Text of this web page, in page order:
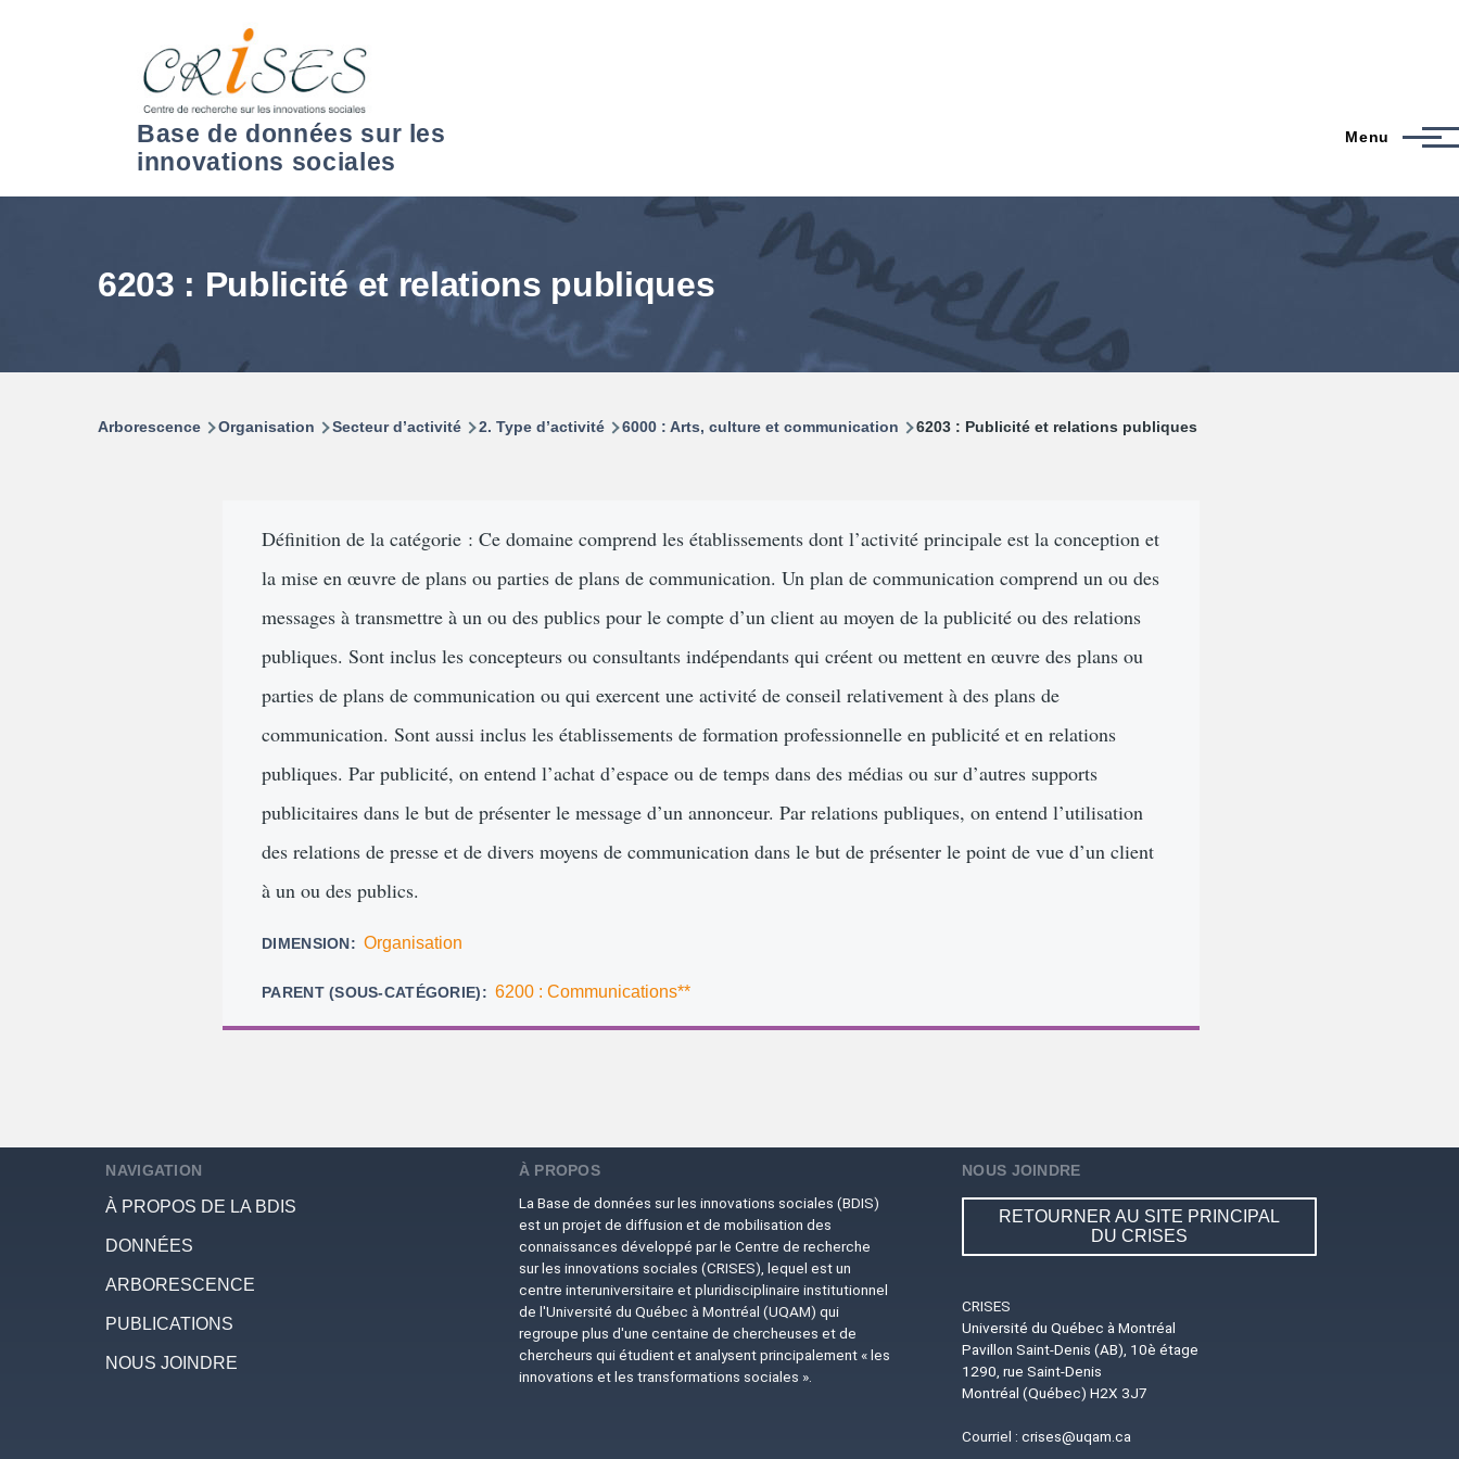
Base de données sur les
innovations sociales
Menu
6203 : Publicité et relations publiques
Arborescence Organisation Secteur d’activité 2. Type d’activité 6000 : Arts, culture et communication 6203 : Publicité et relations publiques
Définition de la catégorie : Ce domaine comprend les établissements dont l’activité principale est la conception et
la mise en œuvre de plans ou parties de plans de communication. Un plan de communication comprend un ou des
messages à transmettre à un ou des publics pour le compte d’un client au moyen de la publicité ou des relations
publiques. Sont inclus les concepteurs ou consultants indépendants qui créent ou mettent en œuvre des plans ou
parties de plans de communication ou qui exercent une activité de conseil relativement à des plans de
communication. Sont aussi inclus les établissements de formation professionnelle en publicité et en relations
publiques. Par publicité, on entend l’achat d’espace ou de temps dans des médias ou sur d’autres supports
publicitaires dans le but de présenter le message d’un annonceur. Par relations publiques, on entend l’utilisation
des relations de presse et de divers moyens de communication dans le but de présenter le point de vue d’un client
à un ou des publics.
DIMENSION Organisation
PARENT (SOUS-CATÉGORIE) 6200 : Communications**
NAVIGATION
À PROPOS DE LA BDIS
DONNÉES
ARBORESCENCE
PUBLICATIONS
NOUS JOINDRE
À PROPOS
La Base de données sur les innovations sociales (BDIS)
est un projet de diffusion et de mobilisation des
connaissances développé par le Centre de recherche
sur les innovations sociales (CRISES), lequel est un
centre interuniversitaire et pluridisciplinaire institutionnel
de l'Université du Québec à Montréal (UQAM) qui
regroupe plus d'une centaine de chercheuses et de
chercheurs qui étudient et analysent principalement « les
innovations et les transformations sociales ».
NOUS JOINDRE
RETOURNER AU SITE PRINCIPAL
DU CRISES
CRISES
Université du Québec à Montréal
Pavillon Saint-Denis (AB), 10è étage
1290, rue Saint-Denis
Montréal (Québec) H2X 3J7
Courriel :crises@uqam.ca